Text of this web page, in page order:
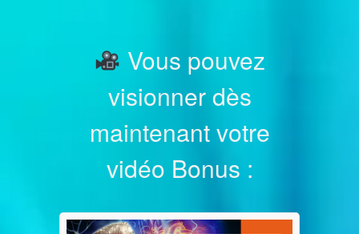
Vous pouvez
visionner dès
maintenant votre
vidéo Bonus :